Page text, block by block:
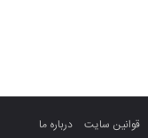
قوانین سایت
درباره ما